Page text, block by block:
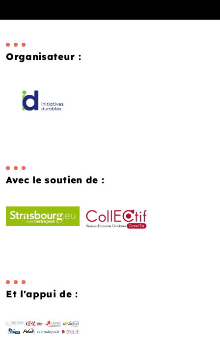
Organisateur :
Avec le soutien de :
Et l'appui de :